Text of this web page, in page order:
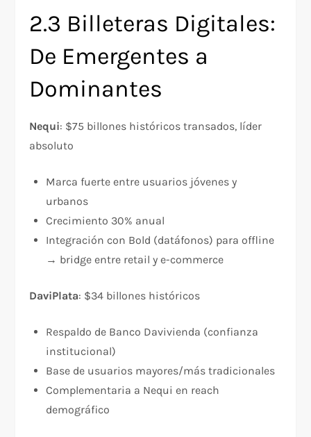
2.3 Billeteras Digitales:
De Emergentes a
Dominantes
Nequi: $75 billones históricos transados, líder
absoluto​
Marca fuerte entre usuarios jóvenes y
urbanos
Crecimiento 30% anual​
Integración con Bold (datáfonos) para offline
→ bridge entre retail y e-commerce
DaviPlata: $34 billones históricos​
Respaldo de Banco Davivienda (confianza
institucional)
Base de usuarios mayores/más tradicionales
Complementaria a Nequi en reach
demográfico